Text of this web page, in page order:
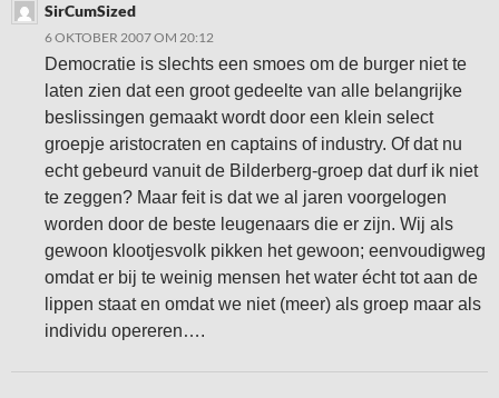
SirCumSized
6 OKTOBER 2007 OM 20:12
Democratie is slechts een smoes om de burger niet te
laten zien dat een groot gedeelte van alle belangrijke
beslissingen gemaakt wordt door een klein select
groepje aristocraten en captains of industry. Of dat nu
echt gebeurd vanuit de Bilderberg-groep dat durf ik niet
te zeggen? Maar feit is dat we al jaren voorgelogen
worden door de beste leugenaars die er zijn. Wij als
gewoon klootjesvolk pikken het gewoon; eenvoudigweg
omdat er bij te weinig mensen het water écht tot aan de
lippen staat en omdat we niet (meer) als groep maar als
individu opereren….